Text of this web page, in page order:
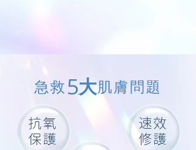
急救 肌膚問題
5大
​抗氧
保護
速效
​修護